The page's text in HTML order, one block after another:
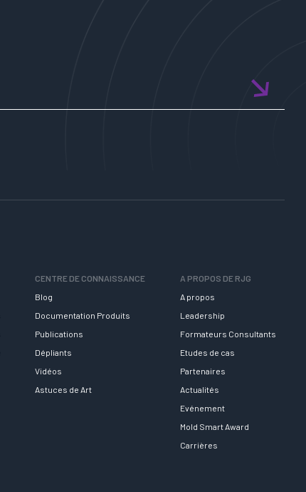
CENTRE DE CONNAISSANCE
Blog
Documentation Produits
Publications
Dépliants
Vidéos
Astuces de Art
A PROPOS DE RJG
A propos
Leadership
Formateurs Consultants
Etudes de cas
Partenaires
Actualités
Evénement
Mold Smart Award
Carrières